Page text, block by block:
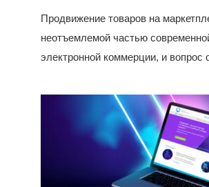
Продвижение товаров на
неотъемлемой частью
электронной коммерции, и вопрос